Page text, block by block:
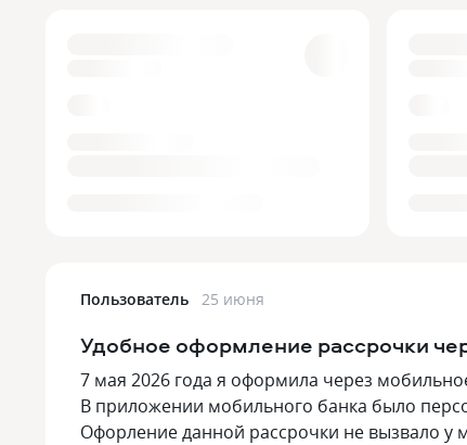
Пользователь 25 июня
Удобное оформление рассрочки
7 мая 2026 года я оформила через
В приложении мобильного банка было
Офорление данной рассрочки не вызвало у